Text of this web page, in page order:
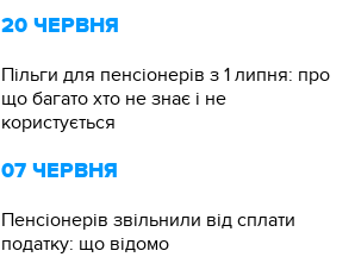
20 ЧЕРВНЯ
Пільги для пенсіонерів з 1 липня: про
що багато хто не знає і не
користується
07 ЧЕРВНЯ
Пенсіонерів звільнили від сплати
податку: що відомо